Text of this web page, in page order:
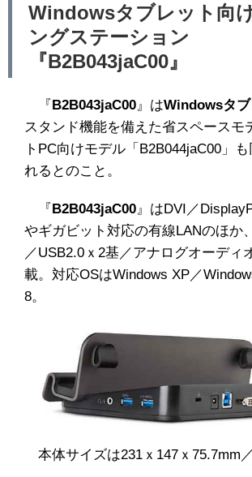
Windowsタブレット向
ングステーション
『B2B043jaC00』
『B2B043jaC00 』はWindowsタブ
スタンド機能を備えた省スペースモ
トPC向けモデル「B2B044jaC00」
れるとのこと。
『B2B043jaC00 』はDVI／
やギガビット対応の有線LANのほか
／USB2.0ｘ2基／アナログオーディ
載。対応OSはWindows XP／
8。
本体サイズは231ｘ147ｘ75.7mm／